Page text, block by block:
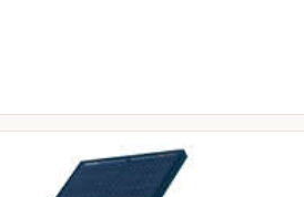
prijs € 5.499,00